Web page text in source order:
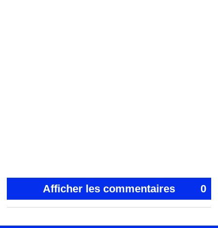
Afficher les commentaires 0